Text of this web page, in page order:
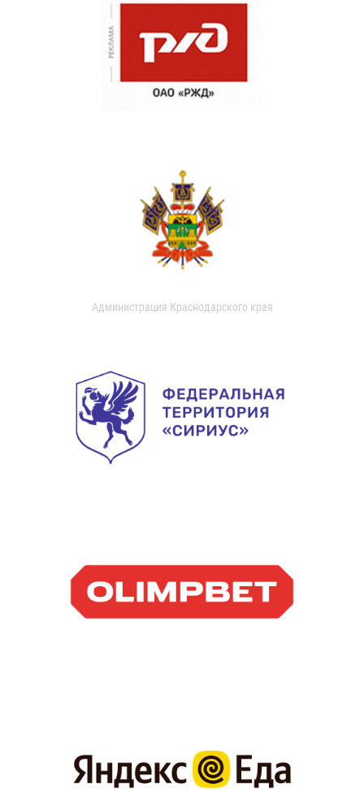
Администрация Краснодарского края